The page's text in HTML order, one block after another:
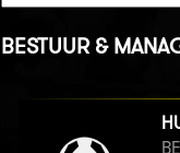
BESTUUR &